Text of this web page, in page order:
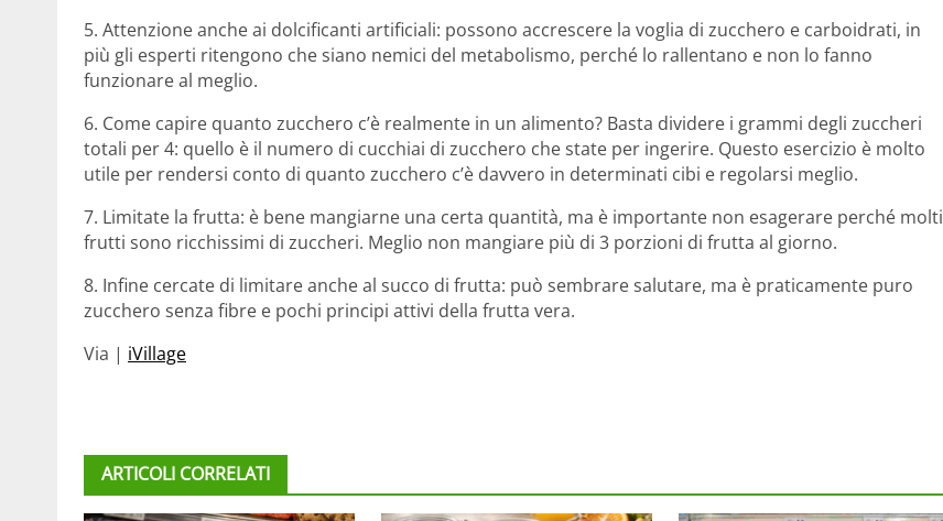
5. Attenzione anche ai dolcificanti artificiali: possono accrescere la voglia di zucchero e carboidrati, in
più gli esperti ritengono che siano nemici del metabolismo, perché lo rallentano e non lo fanno
funzionare al meglio.
6. Come capire quanto zucchero c’è realmente in un alimento? Basta dividere i grammi degli zuccheri
totali per 4: quello è il numero di cucchiai di zucchero che state per ingerire. Questo esercizio è molto
utile per rendersi conto di quanto zucchero c’è davvero in determinati cibi e regolarsi meglio.
7. Limitate la frutta: è bene mangiarne una certa quantità, ma è importante non esagerare perché molti
frutti sono ricchissimi di zuccheri. Meglio non mangiare più di 3 porzioni di frutta al giorno.
8. Infine cercate di limitare anche al succo di frutta: può sembrare salutare, ma è praticamente puro
zucchero senza fibre e pochi principi attivi della frutta vera.
Via | iVillage
ARTICOLI CORRELATI